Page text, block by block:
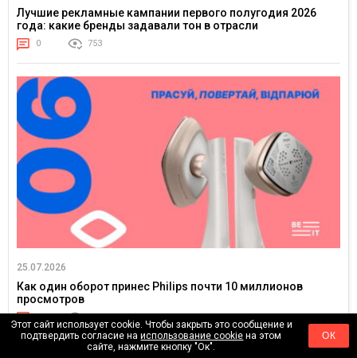
Лучшие рекламные кампании первого полугодия 2026
года: какие бренды задавали тон в отрасли
0 753
25.07.2026
Как один оборот принес Philips почти 10 миллионов
просмотров
0 3536
Этот сайт использует cookie. Чтобы закрыть это сообщение и
подтвердить согласие наиспользование cookie на этом
сайте, нажмите кнопку "Ок".
ОК